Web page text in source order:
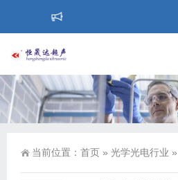
当前位置： 首页 » 光学光电行业 »